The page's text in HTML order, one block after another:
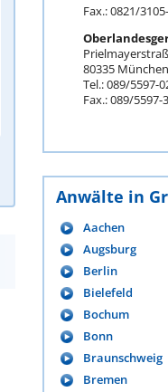
Fax.: 0821/
80335 München
Tel.: 089/5597-
Fax.: 089/5597-
Anwälte in
Aachen
Augsburg
Berlin
Bielefeld
Bochum
Bonn
Braunschweig
Bremen